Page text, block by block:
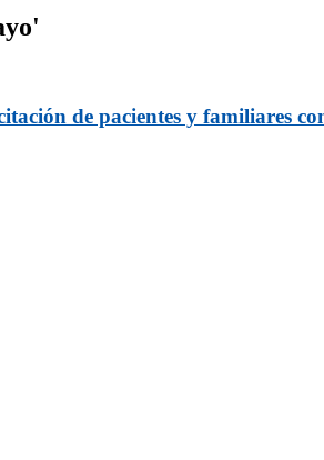
de pacientes y familiares